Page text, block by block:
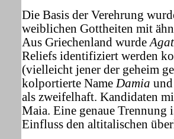
Die Basis der Verehrung
weiblichen Gottheiten mit
Aus Griechenland wurde
Reliefs identifiziert werden
(vielleicht jener der geheim
kolportierte Name Damia
als zweifelhaft. Kandidaten
Maia. Eine genaue Trennung
Einfluss den altitalischen